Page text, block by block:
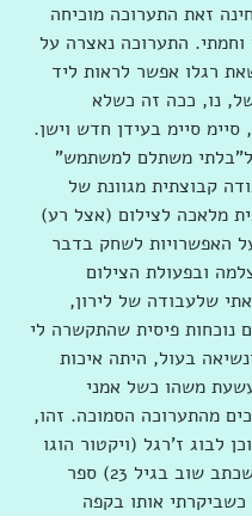
זאת התערוכה מוכיחה
התערוכה נאצרה על
רגלו אפשר לראות ליד
נו, ככה זה כשלא
סיימ סיימ בעידן חדש וישן.
משתלם למשתמש"
קבוצתית מגוונת של
מלאכה לצילום (אצל רע)
האפשרויות לשחק בדבר
ובפעולת הצילום
שלעבודה של לירון,
נוכחות פיסית שהתקשרה לי
בעול, היתה איכות
משהו כשל אמני
מהתערוכה הסמוכה. זהו,
לבוג ז'רגל (ויקטור הוגו
כתב בגיל 16 ושכתב שוב בגיל 23) ספר
כשביקרתי אותו בקפה